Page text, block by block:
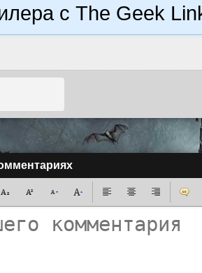
с The Geek